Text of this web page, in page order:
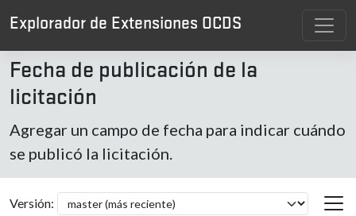
Explorador de Extensiones OCDS
Fecha de publicación de la
licitación
Agregar un campo de fecha para indicar cuándo
se publicó la licitación.
Versión: